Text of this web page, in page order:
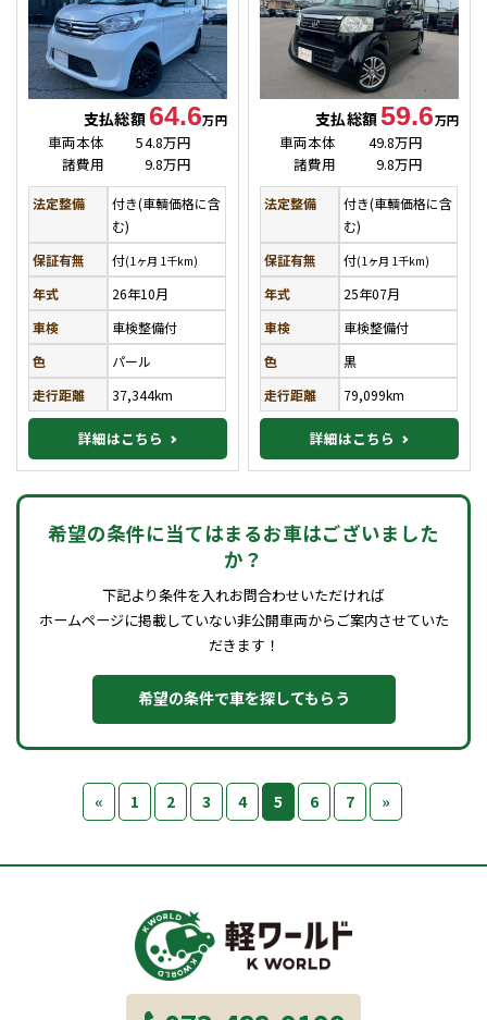
支払総額 64.6万円
車両本体
54.8万円
諸費用
9.8万円
法定整備
付き(車輌価格に含
む)
保証有無
付(1ヶ月 1千km)
年式
26年10月
車検
車検整備付
色
パール
走行距離
37,344km
詳細はこちら
支払総額59.6万円
車両本体
49.8万円
諸費用
9.8万円
法定整備
付き(車輌価格に含
む)
保証有無
付(1ヶ月 1千km)
年式
25年07月
車検
車検整備付
色
黒
走行距離
79,099km
詳細はこちら
希望の条件に当てはまるお車はございました
か？
下記より条件を入れお問合わせいただければ
ホームページに掲載していない非公開車両からご案内させていた
だきます！
希望の条件で車を探してもらう
« 1 2 3 4 5 6 7 »